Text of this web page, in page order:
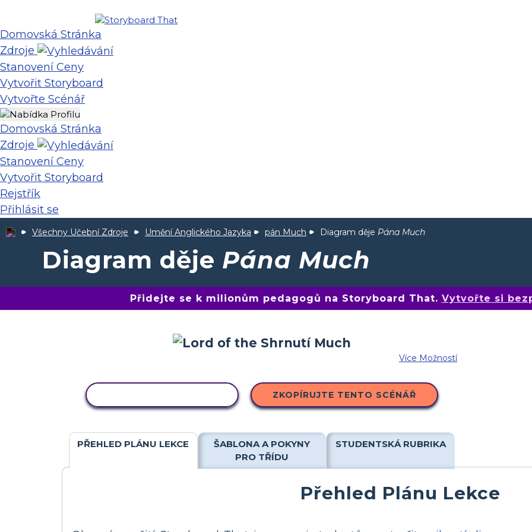
Domovská Stránka
Zdroje
Stanovení Ceny
Vytvořit Storyboard
Vytvořte Scénář
Domovská Stránka
Zdroje
Stanovení Ceny
Vytvořit Storyboard
Rejstřík
Přihlásit se
Všechny Učební Zdroje Umění Anglického Jazyka pán Much Diagram děje Pána Much
Diagram děje Pána Much
Přidejte se k milionům pedagogů na Storyboard That. Vytvořte si
Více Možností
ZKOPÍRUJTE TENTO SCÉNÁŘ
PŘEHLED PLÁNU LEKCE
ŠABLONA A POKYNY
PRO TŘÍDU
STUDENTSKÁ RUBRIKA
Přehled Plánu Lekce